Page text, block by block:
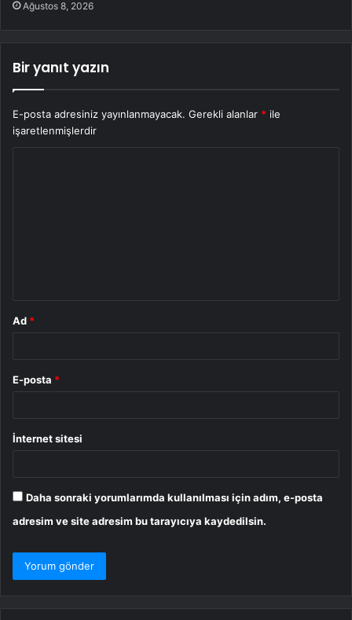
Ağustos 8, 2026
Bir yanıt yazın
E-posta adresiniz yayınlanmayacak. Gerekli alanlar * ile
işaretlenmişlerdir
Ad *
E-posta *
İnternet sitesi
Daha sonraki yorumlarımda kullanılması için adım, e-posta
adresim ve site adresim bu tarayıcıya kaydedilsin.